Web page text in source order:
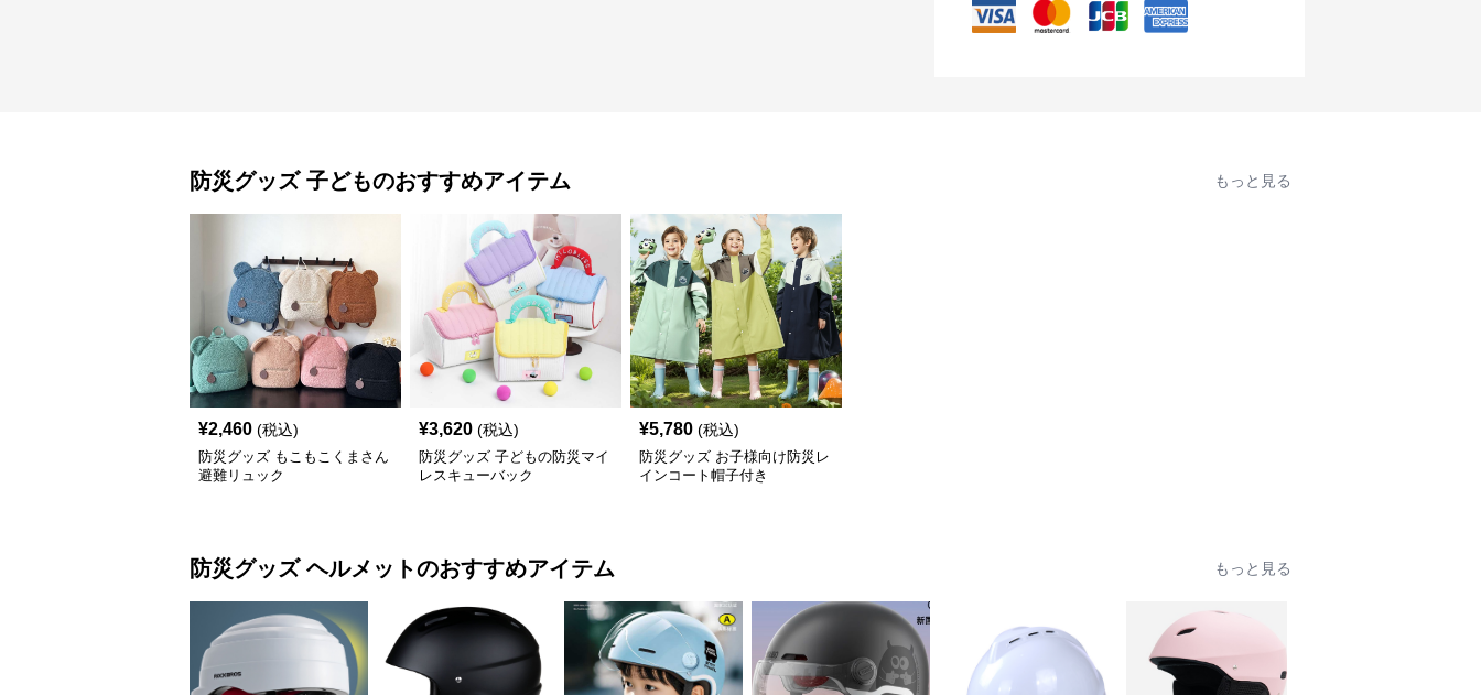
防災グッズ 子どものおすすめアイテム もっと見る
¥2,460 (税込)
防災グッズ もこもこくまさん
避難リュック
¥3,620 (税込)
防災グッズ 子どもの防災マイ
レスキューバック
¥5,780 (税込)
防災グッズ お子様向け防災レ
インコート帽子付き
防災グッズ ヘルメットのおすすめアイテム もっと見る